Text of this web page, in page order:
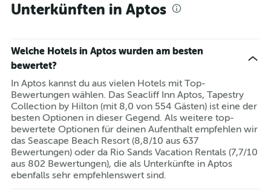
Unterkünften in Aptos
Welche Hotels in Aptos wurden am besten
bewertet?
In Aptos kannst du aus vielen Hotels mit Top-
Bewertungen wählen. Das Seacliff Inn Aptos, Tapestry
Collection by Hilton (mit 8,0 von 554 Gästen) ist eine der
besten Optionen in dieser Gegend. Als weitere top-
bewertete Optionen für deinen Aufenthalt empfehlen wir
das Seascape Beach Resort (8,8/10 aus 637
Bewertungen) oder da Rio Sands Vacation Rentals (7,7/10
aus 802 Bewertungen), die als Unterkünfte in Aptos
ebenfalls sehr empfehlenswert sind.